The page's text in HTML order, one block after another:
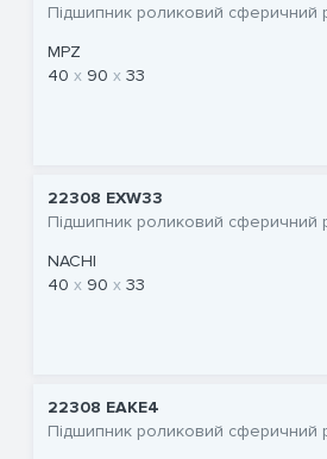
Підшипник роликовий сферичний
MPZ
40
90 33
22308 EXW33
Підшипник роликовий сферичний
NACHI
40
90 33
22308 EAKE4
Підшипник роликовий сферичний